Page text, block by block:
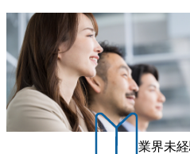
様々で
種類
す。
価値創
無に関
き、
イエン
ながら
ただく
ション
す。 提案フェーズ ・DX戦略
用した提
作成とプ
顧客を巻
トの立ち上げ コンサ
グフェー
活用した
の構想策
たロード
計画まで
業界未